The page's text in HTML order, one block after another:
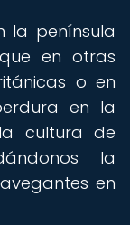
la península
en otras
o en
en la
cultura de
la
en